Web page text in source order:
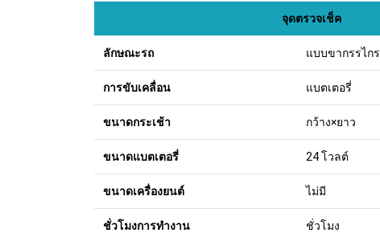
จุดตรวจเช็ค
ลักษณะรถ แบบขากรรไกร
การขับเคลื่อน แบตเตอรี่
ขนาดกระเช้า กว้าง×ยาว
ขนาดแบตเตอรี่ 24 โวลต์
ขนาดเครื่องยนต์ ไม่มี
ชั่วโมงการทำงาน ชั่วโมง